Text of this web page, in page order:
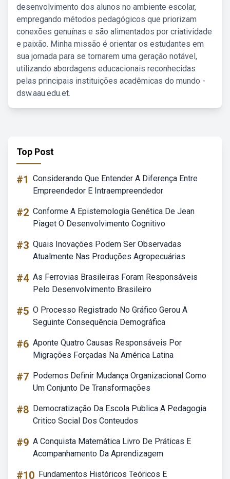
desenvolvimento dos alunos no ambiente escolar,
empregando métodos pedagógicos que priorizam
conexões genuínas e são alimentados por criatividade
e paixão. Minha missão é orientar os estudantes em
sua jornada para se tornarem uma geração notável,
utilizando abordagens educacionais reconhecidas
pelas principais instituições acadêmicas do mundo -
dsw.aau.edu.et.
Top Post
#1 Considerando Que Entender A Diferença Entre
Empreendedor E Intraempreendedor
#2 Conforme A Epistemologia Genética De Jean
Piaget O Desenvolvimento Cognitivo
#3 Quais Inovações Podem Ser Observadas
Atualmente Nas Produções Agropecuárias
#4 As Ferrovias Brasileiras Foram Responsáveis
Pelo Desenvolvimento Brasileiro
#5 O Processo Registrado No Gráfico Gerou A
Seguinte Consequência Demográfica
#6 Aponte Quatro Causas Responsáveis Por
Migrações Forçadas Na América Latina
#7 Podemos Definir Mudança Organizacional Como
Um Conjunto De Transformações
#8 Democratização Da Escola Publica A Pedagogia
Critico Social Dos Conteudos
#9 A Conquista Matemática Livro De Práticas E
Acompanhamento Da Aprendizagem
#10 Fundamentos Históricos Teóricos E